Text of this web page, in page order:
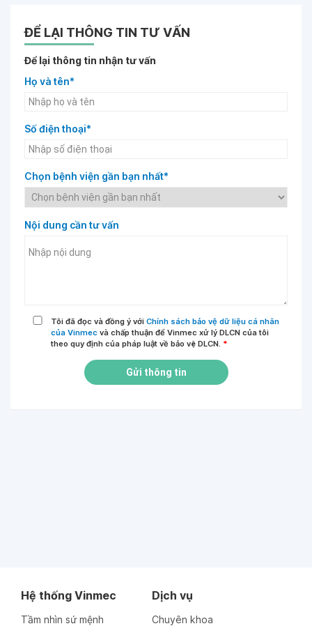
ĐỂ LẠI THÔNG TIN TƯ VẤN
Để lại thông tin nhận tư vấn
Họ và tên*
Số điện thoại*
Chọn bệnh viện gần bạn nhất*
Nội dung cần tư vấn
Tôi đã đọc và đồng ý với Chính sách bảo vệ dữ liệu cá nhân
của Vinmec và chấp thuận để Vinmec xử lý DLCN của tôi
theo quy định của pháp luật về bảo vệ DLCN. *
Gửi thông tin
Hệ thống Vinmec
Tầm nhìn sứ mệnh
Dịch vụ
Chuyên khoa